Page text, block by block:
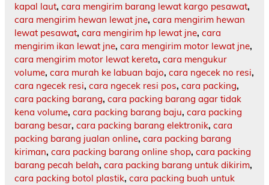
kapal laut, cara mengirim barang lewat kargo pesawat,
cara mengirim hewan lewat jne, cara mengirim hewan
lewat pesawat, cara mengirim hp lewat jne, cara
mengirim ikan lewat jne, cara mengirim motor lewat jne,
cara mengirim motor lewat kereta, cara mengukur
volume, cara murah ke labuan bajo, cara ngecek no resi,
cara ngecek resi, cara ngecek resi pos, cara packing,
cara packing barang, cara packing barang agar tidak
kena volume, cara packing barang baju, cara packing
barang besar, cara packing barang elektronik, cara
packing barang jualan online, cara packing barang
kiriman, cara packing barang online shop, cara packing
barang pecah belah, cara packing barang untuk dikirim,
cara packing botol plastik, cara packing buah untuk